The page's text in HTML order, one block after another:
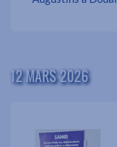
12 MARS 2026